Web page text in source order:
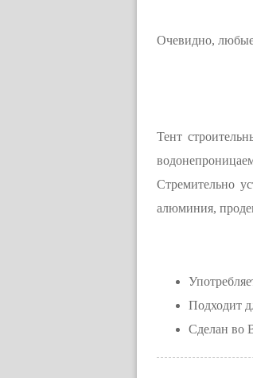
Очевидно, любые
Тент
Стремительно
алюминия,
Подходит
Сделан во